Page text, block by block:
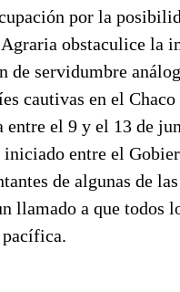
por la
obstaculice la
servidumbre
cautivas en el
el 9 y el 13 de
entre el
de algunas de
llamado a que todos